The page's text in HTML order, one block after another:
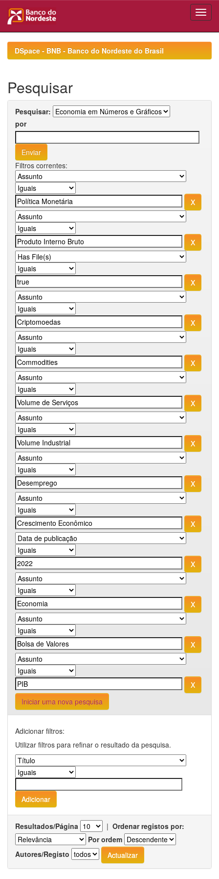
navigationDSpace - BNB - Banco do Nordeste do Brasil
Pesquisar
Pesquisar:
por
Filtros correntes:
Iniciar uma nova pesquisa
Adicionar filtros:
Utilizar filtros para refinar o resultado da pesquisa.
Resultados/Página | Ordenar registos por:
Por ordem
Autores/Registo